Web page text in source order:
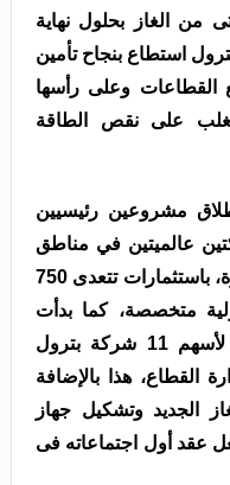
من الغاز بحلول نهاية
استطاع بنجاح تأمين
القطاعات وعلى رأسها
على نقص الطاقة
2017 شهد إطلاق مشروعين رئيسيين
عالميتين في مناطق
البحر الأحمر وصعيد مصر، لأول مرة، باستثمارات تتعدى 750
متخصصة، كما بدأت
الاستعدادات لإطلاق الطرح العام لأسهم 11 شركة بترول
القطاع، هذا بالإضافة
الجديد وتشكيل جهاز
عقد أول اجتماعاته فى